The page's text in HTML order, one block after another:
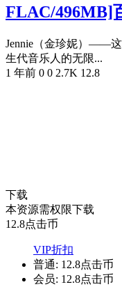
FLAC/496MB]
Jennie（金珍妮）——
生代音乐人的无限...
1 年前 0 0 2.7K 12.8
下载
本资源需权限下载
12.8点击币
VIP折扣
普通: 12.8点击币
会员: 12.8点击币